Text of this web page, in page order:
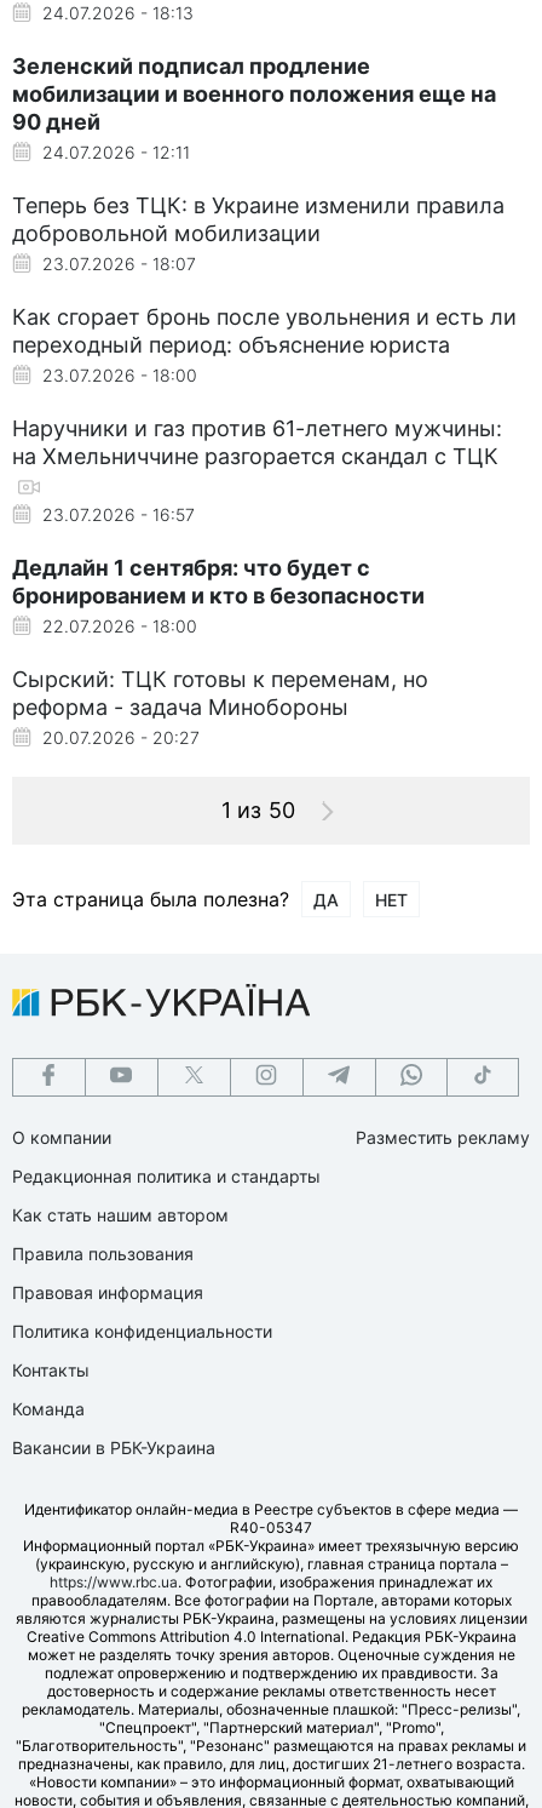
24.07.2026 - 18:13
Зеленский подписал продление
мобилизации и военного положения еще на
90 дней
24.07.2026 - 12:11
Теперь без ТЦК: в Украине изменили правила
добровольной мобилизации
23.07.2026 - 18:07
Как сгорает бронь после увольнения и есть ли
переходный период: объяснение юриста
23.07.2026 - 18:00
Наручники и газ против 61-летнего мужчины:
на Хмельниччине разгорается скандал с ТЦК
23.07.2026 - 16:57
Дедлайн 1 сентября: что будет с
бронированием и кто в безопасности
22.07.2026 - 18:00
Сырский: ТЦК готовы к переменам, но
реформа - задача Минобороны
20.07.2026 - 20:27
1 из 50
Эта страница была полезна? ДА НЕТ
О компании
Редакционная политика и стандарты
Как стать нашим автором
Правила пользования
Правовая информация
Политика конфиденциальности
Контакты
Команда
Вакансии в РБК-Украина
Разместить рекламу
Идентификатор онлайн-медиа в Реестре субъектов в сфере медиа —
R40-05347
Информационный портал «РБК-Украина» имеет трехязычную версию
(украинскую, русскую и английскую), главная страница портала –
https://www.rbc.ua. Фотографии, изображения принадлежат их
правообладателям. Все фотографии на Портале, авторами которых
являются журналисты РБК-Украина, размещены на условиях лицензии
Creative Commons Attribution 4.0 International. Редакция РБК-Украина
может не разделять точку зрения авторов. Оценочные суждения не
подлежат опровержению и подтверждению их правдивости. За
достоверность и содержание рекламы ответственность несет
рекламодатель. Материалы, обозначенные плашкой: "Пресс-релизы",
"Спецпроект", "Партнерский материал", "Promo",
"Благотворительность", "Резонанс" размещаются на правах рекламы и
предназначены, как правило, для лиц, достигших 21-летнего возраста.
«Новости компании» – это информационный формат, охватывающий
новости, события и объявления, связанные с деятельностью компаний,